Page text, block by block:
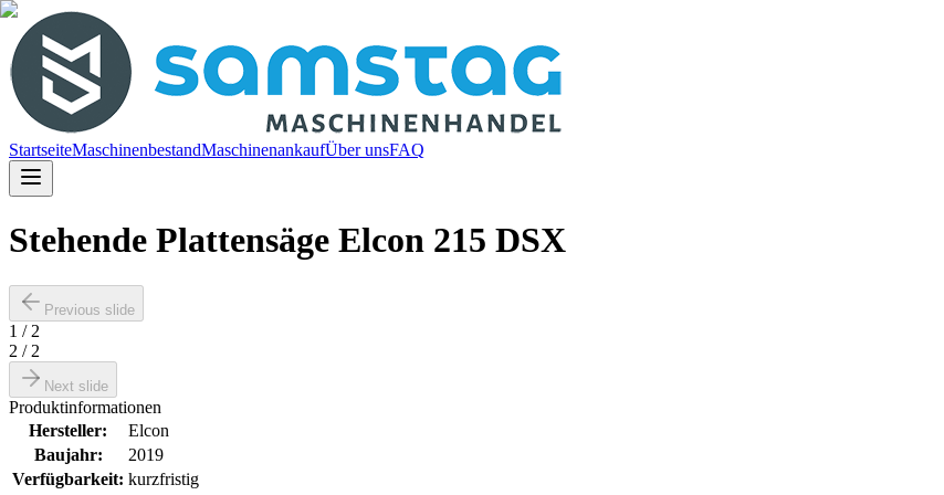
StartseiteMaschinenbestandMaschinenankaufÜber unsFAQ
Stehende Plattensäge Elcon 215 DSX
Previous slide
1 / 2
2 / 2
Next slide
Produktinformationen
Hersteller:
Elcon
Baujahr:
2019
Verfügbarkeit: kurzfristig